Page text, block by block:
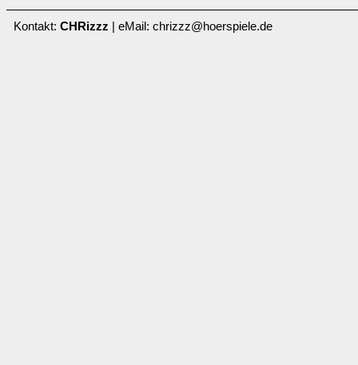
Kontakt: CHRizzz | eMail: chrizzz@hoerspiele.de